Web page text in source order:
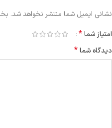
نشانی ایمیل شما منتشر نخواهد شد.
امتیاز شما*
دیدگاه شما*